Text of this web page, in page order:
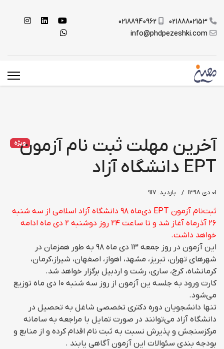
02188802153
02188940962
info@phdpezeshki.com
ویژهآخرین مهلت ثبت نام آزمون
EPT دانشگاه آزاد
01 دی 1398 بازدید: 917
ثبت‌نام آزمون EPT دی‌ماه ۹۸ دانشگاه آزاد اسلامی از سه شنبه
۲۶ آذرماه آغاز شد و تا ساعت ۲۴ روز دوشنبه ۲ دی ماه ادامه
خواهد داشت.
این آزمون در روز جمعه ۱۳ دی ماه ۹۸ به طور همزمان در
شهرهای تهران، تبریز، مشهد، اهواز، اصفهان، شیراز،کرمان،
کرمانشاه، کرج، ساری، رشت و اردبیل برگزار خواهد شد.
کارت ورود به جلسه ین آزمون از روز سه شنبه ۱۰ دی ماه توزیع
می‌شود.
تنها دانشجویان دوره دکتری تخصصی شاغل به تحصیل در
دانشگاه آزاد می‌توانند در صورت تمایل با مراجعه به سامانه
مرکزسنجش و پذیرش نسبت به ثبت نام اقدام کرده و از منابع و
بودجه بندی سئوالات این آزمون آگاهی یابند .